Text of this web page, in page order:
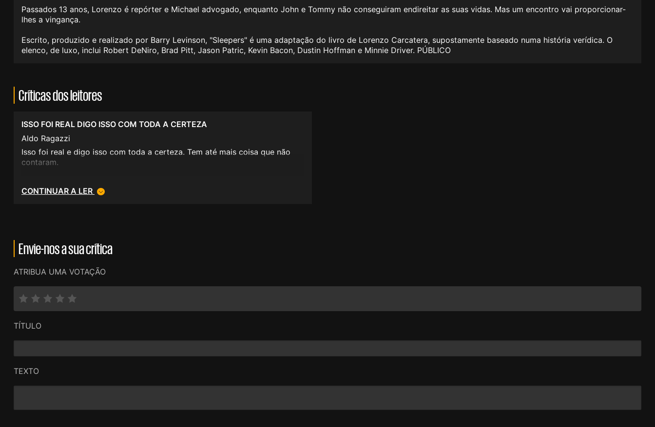
Passados 13 anos, Lorenzo é repórter e Michael advogado, enquanto John e Tommy não conseguiram endireitar as suas vidas. Mas um encontro vai proporcionar-
lhes a vingança.
Escrito, produzido e realizado por Barry Levinson, "Sleepers" é uma adaptação do livro de Lorenzo Carcatera, supostamente baseado numa história verídica. O
elenco, de luxo, inclui Robert DeNiro, Brad Pitt, Jason Patric, Kevin Bacon, Dustin Hoffman e Minnie Driver. PÚBLICO
Críticas dos leitores
ISSO FOI REAL DIGO ISSO COM TODA A CERTEZA
Aldo Ragazzi
Isso foi real e digo isso com toda a certeza. Tem até mais coisa que não
contaram.
CONTINUAR A LER
Envie-nos a sua crítica
ATRIBUA UMA VOTAÇÃO
TÍTULO
TEXTO